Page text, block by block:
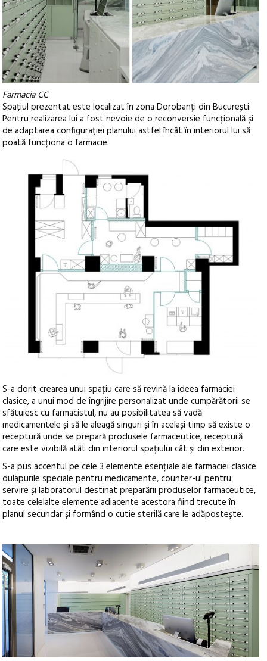
Farmacia CC
Spațiul prezentat este localizat în zona Dorobanți din București.
Pentru realizarea lui a fost nevoie de o reconversie funcțională și
de adaptarea configurației planului astfel încât în interiorul lui să
poată funcționa o farmacie.
S-a dorit crearea unui spațiu care să revină la ideea farmaciei
clasice, a unui mod de îngrijire personalizat unde cumpărătorii se
sfătuiesc cu farmacistul, nu au posibilitatea să vadă
medicamentele și să le aleagă singuri și în același timp să existe o
receptură unde se prepară produsele farmaceutice, receptură
care este vizibilă atât din interiorul spațiului cât și din exterior.
S-a pus accentul pe cele 3 elemente esențiale ale farmaciei clasice:
dulapurile speciale pentru medicamente, counter-ul pentru
servire și laboratorul destinat preparării produselor farmaceutice,
toate celelalte elemente adiacente acestora fiind trecute în
planul secundar și formând o cutie sterilă care le adăpostește.